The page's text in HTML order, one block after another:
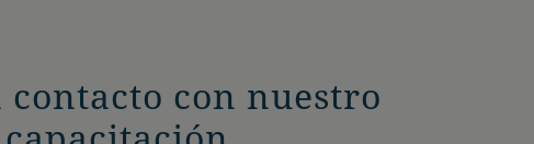
contacto con nuestro